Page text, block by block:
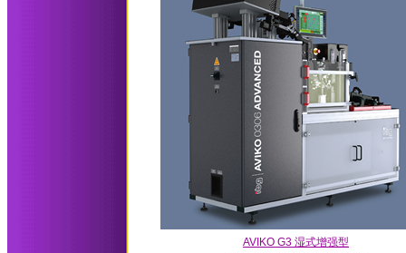
AVIKO G3 湿式增强型